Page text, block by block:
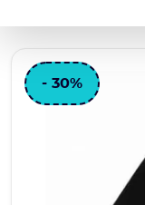
- 30%